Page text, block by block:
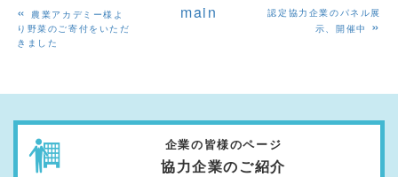
«
農業アカデミー様よ
り野菜のご寄付をいただ
きました
main
認定協力企業のパネル展
示、開催中
»
企業の皆様のページ
協力企業のご紹介